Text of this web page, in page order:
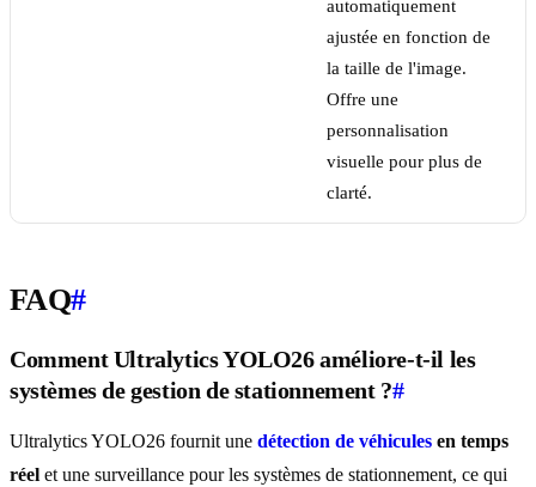
automatiquement
ajustée en fonction de
la taille de l'image.
Offre une
personnalisation
visuelle pour plus de
clarté.
FAQ#
Comment Ultralytics YOLO26 améliore-t-il les
systèmes de gestion de stationnement ?#
Ultralytics YOLO26 fournit une détection de véhicules en temps
réel et une surveillance pour les systèmes de stationnement, ce qui